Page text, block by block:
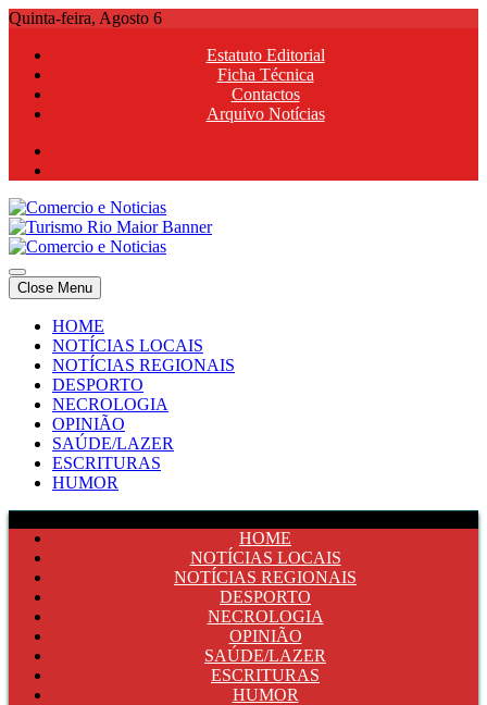
Skip
content
Quinta-feira, Agosto 6
Estatuto Editorial
Ficha Técnica
Contactos
Arquivo Notícias
Comercio e Noticias
Notícias e Publicidade Online
Comercio e Noticias
Notícias e Publicidade Online
Close Menu
HOME
NOTÍCIAS LOCAIS
NOTÍCIAS REGIONAIS
DESPORTO
NECROLOGIA
OPINIÃO
SAÚDE/LAZER
ESCRITURAS
HUMOR
HOME
NOTÍCIAS LOCAIS
NOTÍCIAS REGIONAIS
DESPORTO
NECROLOGIA
OPINIÃO
SAÚDE/LAZER
ESCRITURAS
HUMOR